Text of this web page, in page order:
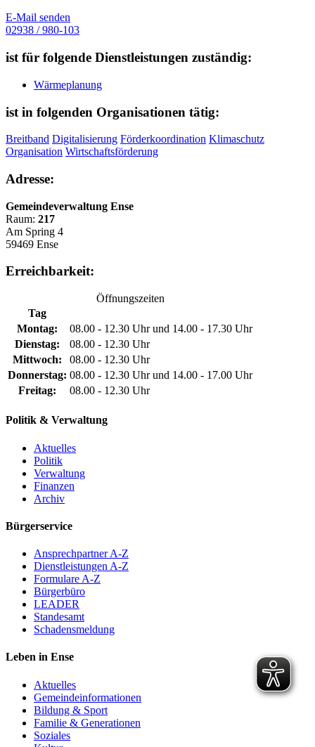
E-Mail senden
02938 / 980-103
ist für folgende Dienstleistungen zuständig:
Wärmeplanung
ist in folgenden Organisationen tätig:
Breitband Digitalisierung Förderkoordination Klimaschutz
Organisation Wirtschaftsförderung
Adresse:
Gemeindeverwaltung Ense
Raum: 217
Am Spring 4
59469 Ense
Erreichbarkeit:
Öffnungszeiten
Tag
Montag:
08.00 - 12.30 Uhr und 14.00 - 17.30 Uhr
Dienstag:
08.00 - 12.30 Uhr
Mittwoch:
08.00 - 12.30 Uhr
Donnerstag: 08.00 - 12.30 Uhr und 14.00 - 17.00 Uhr
Freitag:
08.00 - 12.30 Uhr
Politik & Verwaltung
Aktuelles
Politik
Verwaltung
Finanzen
Archiv
Bürgerservice
Ansprechpartner A-Z
Dienstleistungen A-Z
Formulare A-Z
Bürgerbüro
LEADER
Standesamt
Schadensmeldung
Leben in Ense
Aktuelles
Gemeinde­informationen
Bildung & Sport
Familie & Generationen
Soziales